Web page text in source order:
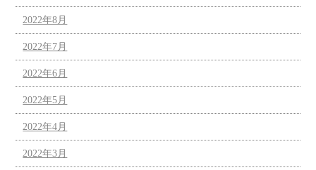
2022年8月
2022年7月
2022年6月
2022年5月
2022年4月
2022年3月